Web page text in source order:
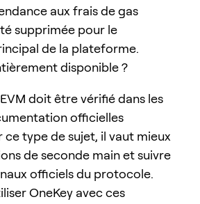
aux frais de gas
supprimée pour le
de la plateforme.
disponible ?
doit être vérifié dans les
officielles
ce type de sujet, il vaut mieux
de seconde main et suivre
officiels du protocole.
OneKey avec ces